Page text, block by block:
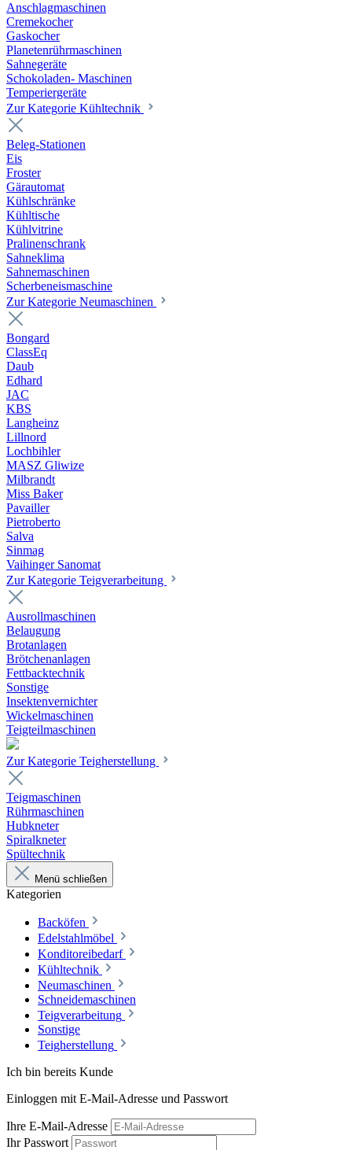
Anschlagmaschinen
Cremekocher
Gaskocher
Planetenrührmaschinen
Sahnegeräte
Schokoladen- Maschinen
Temperiergeräte
Zur Kategorie Kühltechnik
Beleg-Stationen
Eis
Froster
Gärautomat
Kühlschränke
Kühltische
Kühlvitrine
Pralinenschrank
Sahneklima
Sahnemaschinen
Scherbeneismaschine
Zur Kategorie Neumaschinen
Bongard
ClassEq
Daub
Edhard
JAC
KBS
Langheinz
Lillnord
Lochbihler
MASZ Gliwize
Milbrandt
Miss Baker
Pavailler
Pietroberto
Salva
Sinmag
Vaihinger Sanomat
Zur Kategorie Teigverarbeitung
Ausrollmaschinen
Belaugung
Brotanlagen
Brötchenanlagen
Fettbacktechnik
Sonstige
Insektenvernichter
Wickelmaschinen
Teigteilmaschinen
Zur Kategorie Teigherstellung
Teigmaschinen
Rührmaschinen
Hubkneter
Spiralkneter
Spültechnik
Menü schließen
Kategorien
Backöfen
Edelstahlmöbel
Konditoreibedarf
Kühltechnik
Neumaschinen
Schneidemaschinen
Teigverarbeitung
Sonstige
Teigherstellung
Ich bin bereits Kunde
Einloggen mit E-Mail-Adresse und Passwort
Ihre E-Mail-Adresse
Ihr Passwort